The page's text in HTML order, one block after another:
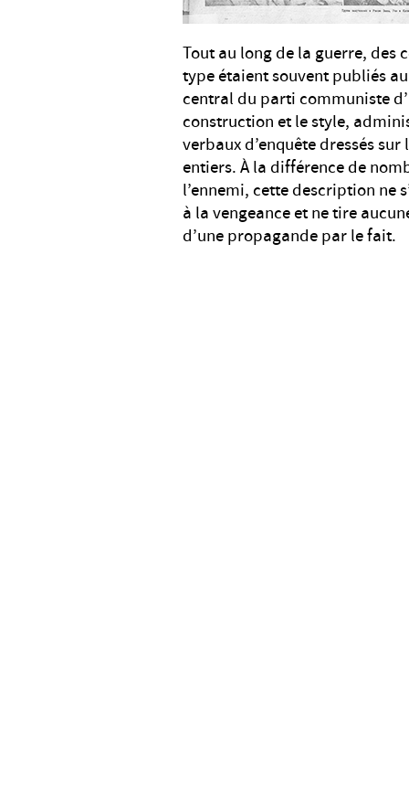
Tout au long de la guerre, des
type étaient souvent publiés
central du parti communiste
construction et le style,
verbaux d’enquête dressés
entiers. À la différence de
l’ennemi, cette description ne
à la vengeance et ne tire
d’une propagande par le fait.